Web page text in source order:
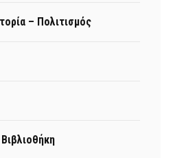
– Πολιτισμός